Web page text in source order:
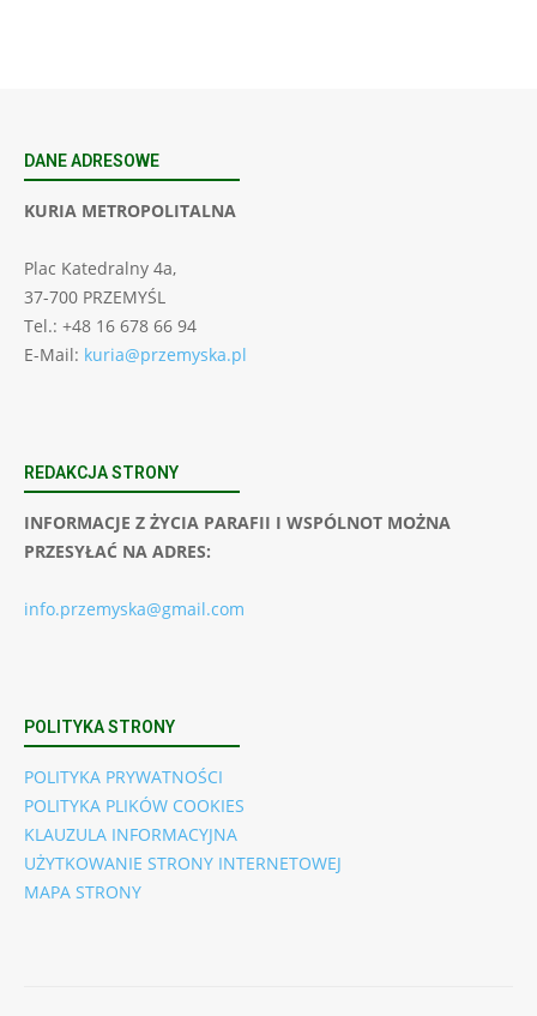
DANE ADRESOWE
KURIA METROPOLITALNA
Plac Katedralny 4a,
37-700 PRZEMYŚL
Tel.: +48 16 678 66 94
E-Mail: kuria@przemyska.pl
REDAKCJA STRONY
INFORMACJE Z ŻYCIA PARAFII I WSPÓLNOT MOŻNA
PRZESYŁAĆ NA ADRES:
info.przemyska@gmail.com
POLITYKA STRONY
POLITYKA PRYWATNOŚCI
POLITYKA PLIKÓW COOKIES
KLAUZULA INFORMACYJNA
UŻYTKOWANIE STRONY INTERNETOWEJ
MAPA STRONY